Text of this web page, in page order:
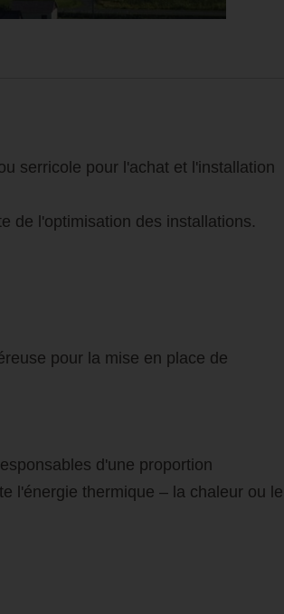
serricole pour l'achat et l'installation
de l'optimisation des installations.
pour la mise en place de
d'une proportion
l'énergie thermique – la chaleur ou le